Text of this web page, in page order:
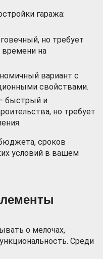
гаража:
но требует
времени на
вариант с
свойствами.
быстрый и
но требует
сроков
условий в вашем
о мелочах,
Среди